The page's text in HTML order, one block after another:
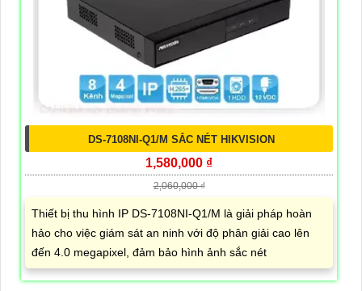
DS-7108NI-Q1/M SẮC NÉT HIKVISION
1,580,000 ₫
2,060,000 ₫
Thiết bị thu hình IP DS-7108NI-Q1/M là giải pháp hoàn
hảo cho việc giám sát an ninh với độ phân giải cao lên
đến 4.0 megapixel, đảm bảo hình ảnh sắc nét